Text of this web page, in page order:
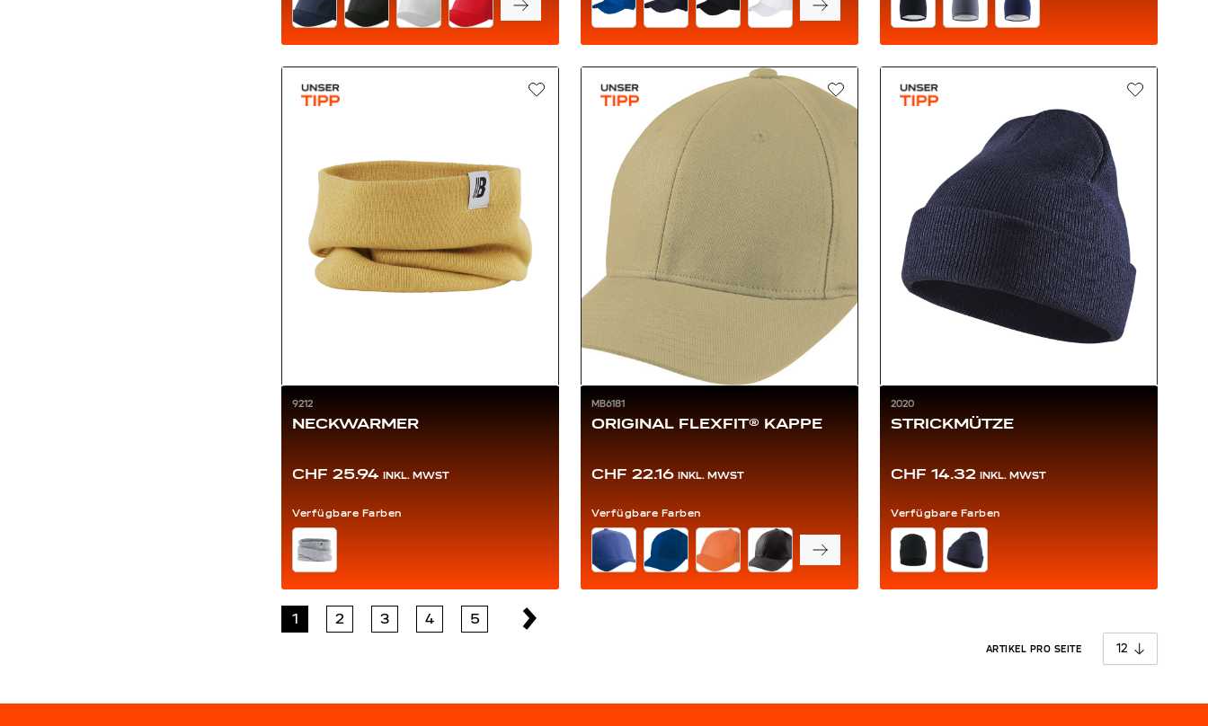
FARBE FARBE FARBE
9212
NECKWARMER
CHF 25.94 INKL. MWST
Verfügbare Farben
FARBE
MB6181
ORIGINAL FLEXFIT® KAPPE
CHF 22.16 INKL. MWST
Verfügbare Farben
FARBE
2020
STRICKMÜTZE
CHF 14.32 INKL. MWST
Verfügbare Farben
FARBE
1 2 3 4 5
ARTIKEL PRO SEITE